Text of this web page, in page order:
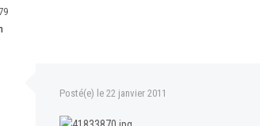
Posté(e) le 22 janvier 2011